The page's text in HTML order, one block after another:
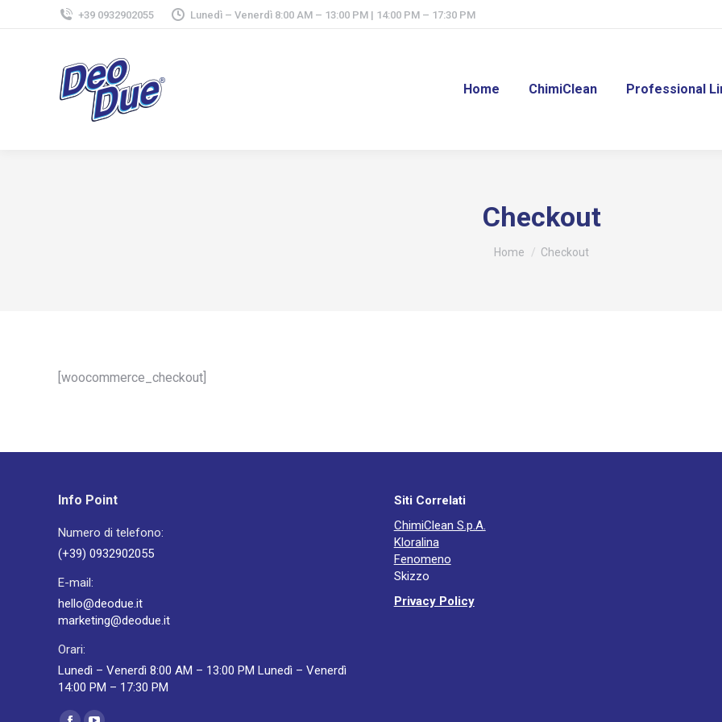
+39 0932902055 Lunedì – Venerdì 8:00 AM – 13:00 PM | 14:00 PM – 17:30 PM
Home ChimiClean Professional
Checkout
Tu sei qui:
Home Checkout
[woocommerce_checkout]
Info Point
Numero di telefono:
(+39) 0932902055
E-mail:
hello@deodue.it
marketing@deodue.it
Orari:
Lunedì – Venerdì 8:00 AM – 13:00 PM Lunedì – Venerdì
14:00 PM – 17:30 PM
Ci puoi trovare su:
Siti Correlati
ChimiClean S.p.A.
Kloralina
Fenomeno
Skizzo
Privacy Policy